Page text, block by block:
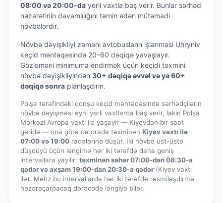
08:00 və 20:00-da yerli vaxtla baş verir. Bunlar sərhəd
nəzarətinin davamlılığını təmin edən mütəmadi
növbələrdir.
Növbə dəyişikliyi zamanı avtobusların işlənməsi Uhryniv
keçid məntəqəsində 20–60 dəqiqə yavaşlayır.
Gözləməni minimuma endirmək üçün keçidi təxmini
növbə dəyişikliyindən 30+ dəqiqə əvvəl və ya 60+
dəqiqə sonra planlaşdırın.
Polşa tərəfindəki qonşu keçid məntəqəsində sərhədçilərin
növbə dəyişməsi eyni yerli vaxtlarda baş verir, lakin Polşa
Mərkəzi Avropa vaxtı ilə yaşayır — Kiyevdən bir saat
geridə — ona görə də orada təxminən Kiyev vaxtı ilə
07:00 və 19:00 radələrinə düşür. İki növbə üst-üstə
düşdüyü üçün ləngimə hər iki tərəfdə daha geniş
intervallara yayılır: təxminən səhər 07:00-dən 08:30-a
qədər və axşam 19:00-dan 20:30-a qədər(Kiyev vaxtı
ilə). Məhz bu intervallarda hər iki tərəfdə rəsmiləşdirmə
nəzərəçarpacaq dərəcədə ləngiyə bilər.